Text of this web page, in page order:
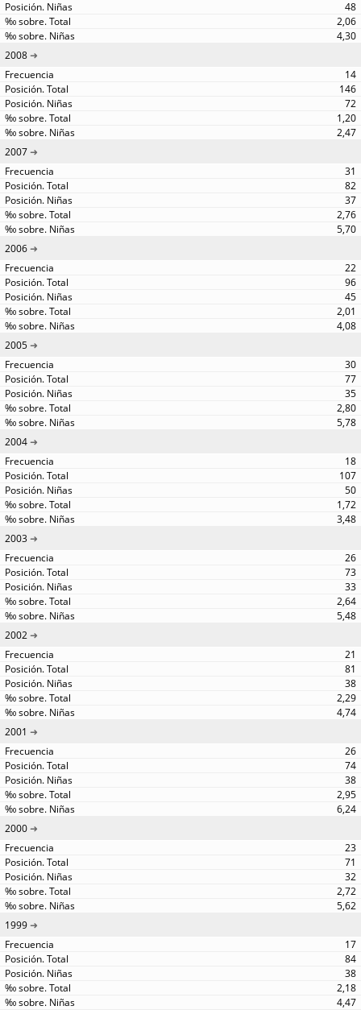
48
2,06
4,30
2008
14
146
72
1,20
2,47
2007
31
82
37
2,76
5,70
2006
22
96
45
2,01
4,08
2005
30
77
35
2,80
5,78
2004
18
107
50
1,72
3,48
2003
26
73
33
2,64
5,48
2002
21
81
38
2,29
4,74
2001
26
74
38
2,95
6,24
2000
23
71
32
2,72
5,62
1999
17
84
38
2,18
4,47